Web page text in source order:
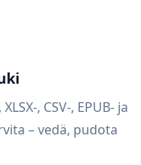
, CSV-, EPUB- ja
– vedä, pudota